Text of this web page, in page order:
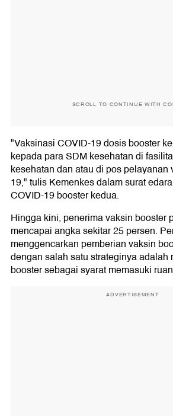
SCROLL TO CONTINUE WITH
"Vaksinasi COVID-19 dosis booster
kepada para SDM kesehatan di
kesehatan dan atau di pos pelayanan
19," tulis Kemenkes dalam surat
COVID-19 booster kedua.
Hingga kini, penerima vaksin booster
mencapai angka sekitar 25 persen.
menggencarkan pemberian vaksin
dengan salah satu strateginya adalah
booster sebagai syarat memasuki
ADVERTISEMENT